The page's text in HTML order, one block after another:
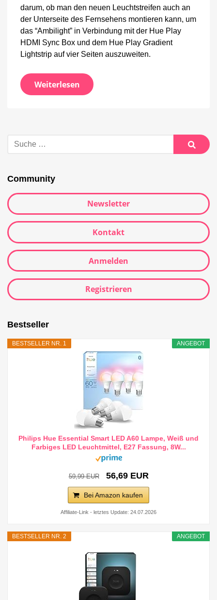
darum, ob man den neuen Leuchtstreifen auch an
der Unterseite des Fernsehens montieren kann, um
das “Ambilight” in Verbindung mit der Hue Play
HDMI Sync Box und dem Hue Play Gradient
Lightstrip auf vier Seiten auszuweiten.
Weiterlesen
nach:
Suche
Community
Newsletter
Kontakt
Anmelden
Registrieren
Bestseller
ANGEBOT
BESTSELLER NR. 1
Philips Hue Essential Smart LED A60 Lampe, Weiß und
Farbiges LED Leuchtmittel, E27 Fassung, 8W...
59,99 EUR 56,69 EUR
Bei Amazon kaufen
Affiliate-Link - letztes Update: 24.07.2026
ANGEBOT
BESTSELLER NR. 2